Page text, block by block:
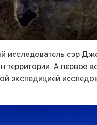
исследователь сэр
А первое
экспедицией